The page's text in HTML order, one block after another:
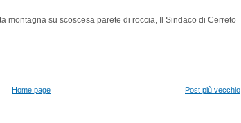
montagna su scoscesa parete di roccia, Il Sindaco di Cerreto
Post più vecchio
Home page